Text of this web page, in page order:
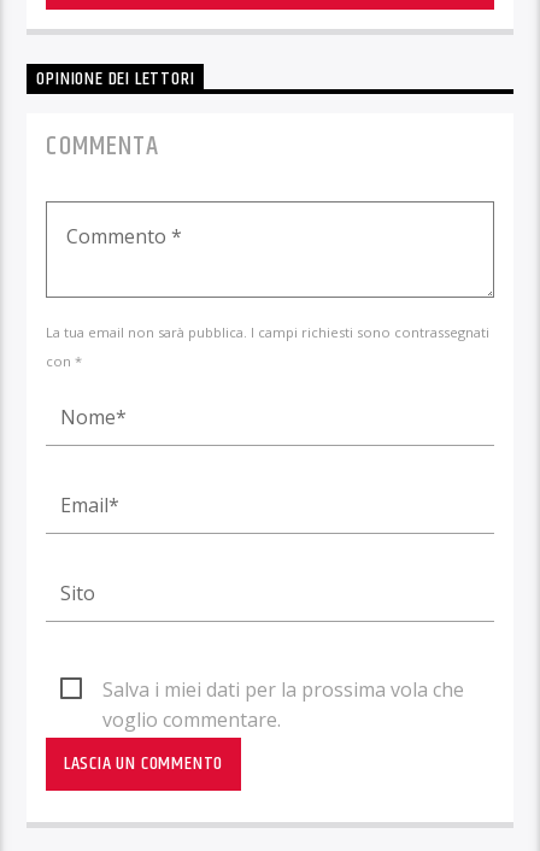
OPINIONE DEI LETTORI
COMMENTA
La tua email non sarà pubblica. I campi richiesti sono contrassegnati
con *
Salva i miei dati per la prossima vola che
voglio commentare.